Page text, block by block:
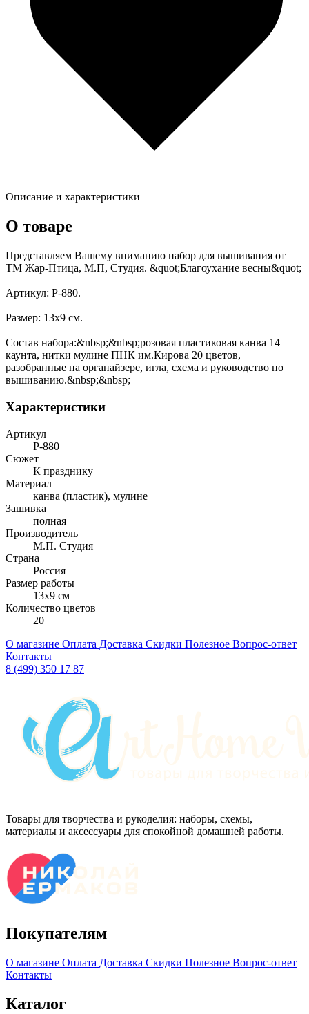
Описание и характеристики
О товаре
Представляем Вашему вниманию набор для вышивания от
ТМ Жар-Птица, М.П, Студия. &quot;Благоухание весны&quot;
Артикул: Р-880.
Размер: 13х9 см.
Состав набора:&nbsp;&nbsp;розовая пластиковая канва 14
каунта, нитки мулине ПНК им.Кирова 20 цветов,
разобранные на органайзере, игла, схема и руководство по
вышиванию.&nbsp;&nbsp;
Характеристики
Артикул
Р-880
Сюжет
К празднику
Материал
канва (пластик), мулине
Зашивка
полная
Производитель
М.П. Студия
Страна
Россия
Размер работы
13x9 см
Количество цветов
20
О магазине Оплата Доставка Скидки Полезное Вопрос-ответ
Контакты
8 (499) 350 17 87
Товары для творчества и рукоделия: наборы, схемы,
материалы и аксессуары для спокойной домашней работы.
Покупателям
О магазине Оплата Доставка Скидки Полезное Вопрос-ответ
Контакты
Каталог